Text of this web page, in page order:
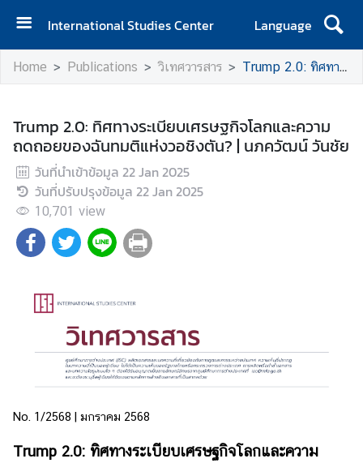
International Studies Center
Language
H
o
A
b
o
u
v
t
Home Publications วิเทศวารสาร Trump 2.0: ทิศทางระเบียบเศรษฐกิจโลกและความถดถอยของฉันทมติแห่งวอชิงตัน? | นภควัฒน์ วันชัย
Trump 2.0: ทิศทางระเบียบเศรษฐกิจโลกและความ
ถดถอยของฉันทมติแห่งวอชิงตัน? | นภควัฒน์ วันชัย
วันที่นำเข้าข้อมูล 22 Jan 2025
วันที่ปรับปรุงข้อมูล 22 Jan 2025
10,701 view
No. 1/2568 | มกราคม 2568
Trump 2.0: ทิศทางระเบียบเศรษฐกิจโลกและความ